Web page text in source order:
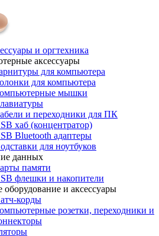
и оргтехника
аксессуары
для компьютера
для компьютера
мышки
и переходники для ПК
хаб (концентратор)
Bluetooth адаптеры
для ноутбуков
данных
памяти
флешки и накопители
оборудование и аксессуары
корды
розетки, переходники и